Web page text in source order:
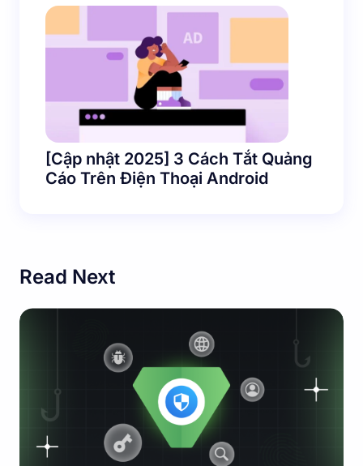
[Cập nhật 2025] 3 Cách Tắt Quảng
Cáo Trên Điện Thoại Android
Read Next